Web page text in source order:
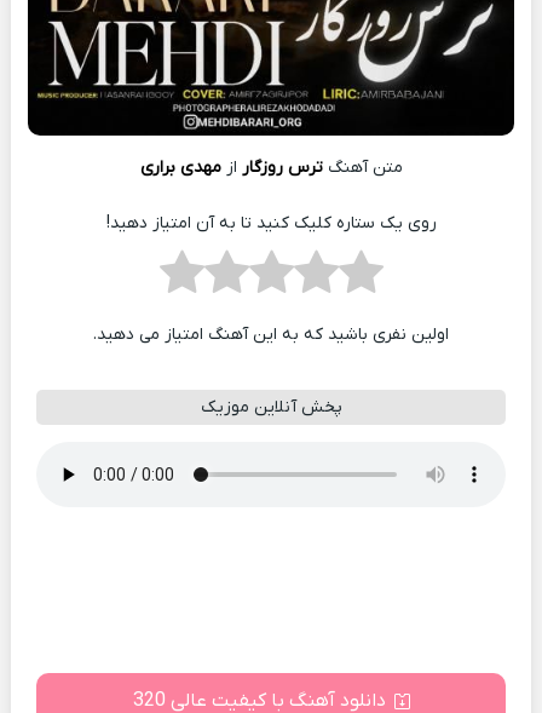
متن آهنگترس روزگار ازمهدی براری
روی یک ستاره کلیک کنید تا به آن امتیاز دهید!
اولین نفری باشید که به این آهنگ امتیاز می دهید.
پخش آنلاین موزیک
دانلود آهنگ با کیفیت عالی 320